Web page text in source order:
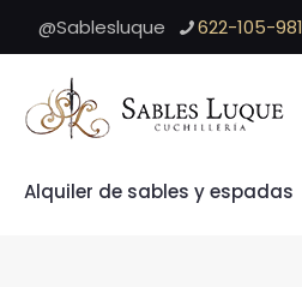
@Sablesluque 622-105-981
Alquiler de sables y espadas